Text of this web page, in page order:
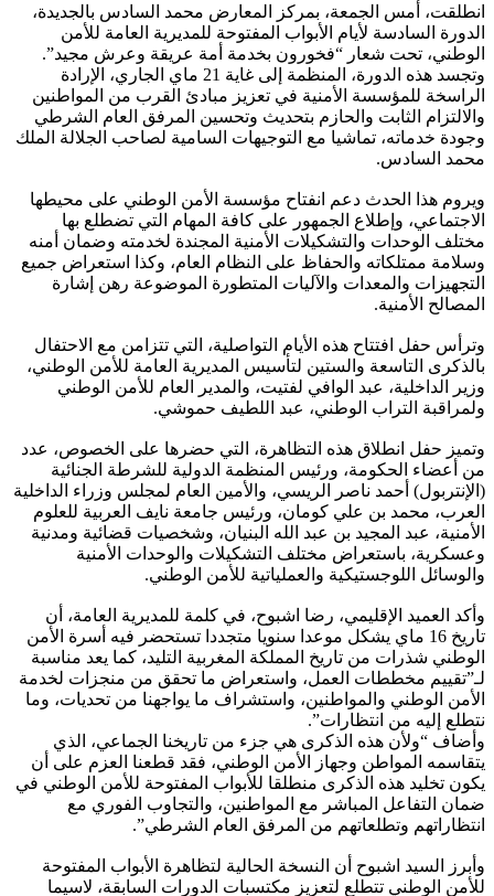
انطلقت، أمس الجمعة، بمركز المعارض محمد السادس بالجديدة،
الدورة السادسة لأيام الأبواب المفتوحة للمديرية العامة للأمن
الوطني، تحت شعار “فخورون بخدمة أمة عريقة وعرش مجيد”.
وتجسد هذه الدورة، المنظمة إلى غاية 21 ماي الجاري، الإرادة
الراسخة للمؤسسة الأمنية في تعزيز مبادئ القرب من المواطنين
والالتزام الثابت والحازم بتحديث وتحسين المرفق العام الشرطي
وجودة خدماته، تماشيا مع التوجيهات السامية لصاحب الجلالة الملك
محمد السادس.
ويروم هذا الحدث دعم انفتاح مؤسسة الأمن الوطني على محيطها
الاجتماعي، وإطلاع الجمهور على كافة المهام التي تضطلع بها
مختلف الوحدات والتشكيلات الأمنية المجندة لخدمته وضمان أمنه
وسلامة ممتلكاته والحفاظ على النظام العام، وكذا استعراض جميع
التجهيزات والمعدات والآليات المتطورة الموضوعة رهن إشارة
المصالح الأمنية.
وترأس حفل افتتاح هذه الأيام التواصلية، التي تتزامن مع الاحتفال
بالذكرى التاسعة والستين لتأسيس المديرية العامة للأمن الوطني،
وزير الداخلية، عبد الوافي لفتيت، والمدير العام للأمن الوطني
ولمراقبة التراب الوطني، عبد اللطيف حموشي.
وتميز حفل انطلاق هذه التظاهرة، التي حضرها على الخصوص، عدد
من أعضاء الحكومة، ورئيس المنظمة الدولية للشرطة الجنائية
(الإنتربول) أحمد ناصر الريسي، والأمين العام لمجلس وزراء الداخلية
العرب، محمد بن علي كومان، ورئيس جامعة نايف العربية للعلوم
الأمنية، عبد المجيد بن عبد الله البنيان، وشخصيات قضائية ومدنية
وعسكرية، باستعراض مختلف التشكيلات والوحدات الأمنية
والوسائل اللوجستيكية والعملياتية للأمن الوطني.
وأكد العميد الإقليمي، رضا اشبوح، في كلمة للمديرية العامة، أن
تاريخ 16 ماي يشكل موعدا سنويا متجددا تستحضر فيه أسرة الأمن
الوطني شذرات من تاريخ المملكة المغربية التليد، كما يعد مناسبة
لـ”تقييم مخططات العمل، واستعراض ما تحقق من منجزات لخدمة
الأمن الوطني والمواطنين، واستشراف ما يواجهنا من تحديات، وما
نتطلع إليه من انتظارات”.
وأضاف “ولأن هذه الذكرى هي جزء من تاريخنا الجماعي، الذي
يتقاسمه المواطن وجهاز الأمن الوطني، فقد قطعنا العزم على أن
يكون تخليد هذه الذكرى منطلقا للأبواب المفتوحة للأمن الوطني في
ضمان التفاعل المباشر مع المواطنين، والتجاوب الفوري مع
انتظاراتهم وتطلعاتهم من المرفق العام الشرطي”.
وأبرز السيد اشبوح أن النسخة الحالية لتظاهرة الأبواب المفتوحة
للأمن الوطني تتطلع لتعزيز مكتسبات الدورات السابقة، لاسيما